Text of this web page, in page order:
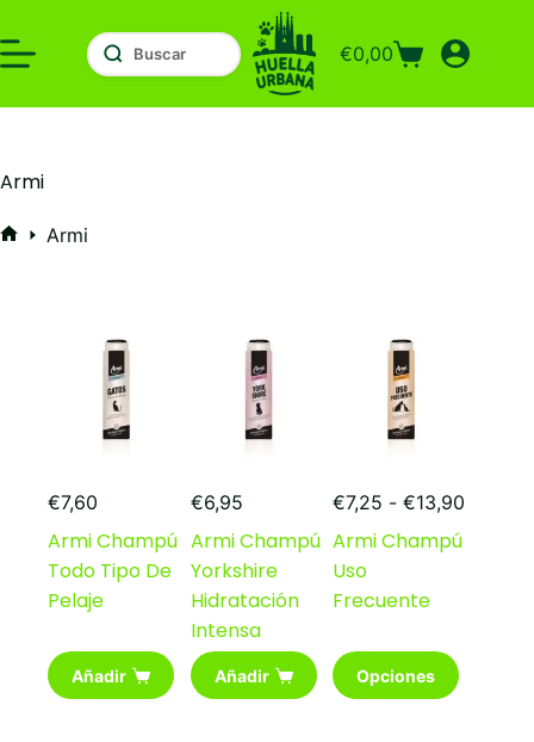
al
contenido
Carro
compra
€0,00
Armi
Armi
€7,60
Armi Champú
Todo Tipo De
Pelaje
Añadir
€6,95
Armi Champú
Yorkshire
Hidratación
Intensa
Añadir
€7,25 - €13,90
Armi Champú
Uso
Frecuente
Opciones
Este
producto